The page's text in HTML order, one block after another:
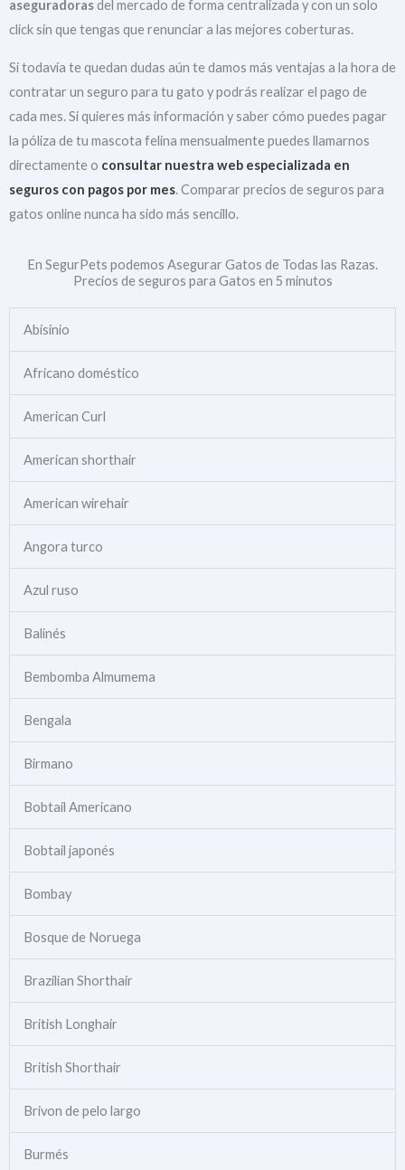
aseguradorasdel mercado de forma centralizada y con un solo
click sin que tengas que renunciar a las mejores coberturas.
Si todavía te quedan dudas aún te damos más ventajas a la hora de
contratar un seguro para tu gato y podrás realizar el pago de
cada mes. Si quieres más información y saber cómo puedes pagar
la póliza de tu mascota felina mensualmente puedes llamarnos
directamente o consultar nuestra web especializada en
seguros con pagos por mes. Comparar precios de seguros para
gatos online nunca ha sido más sencillo.
En SegurPets podemos Asegurar Gatos de Todas las Razas.
Precios de seguros para Gatos en 5 minutos
Abisinio
Africano doméstico
American Curl
American shorthair
American wirehair
Angora turco
Azul ruso
Balinés
Bembomba Almumema
Bengala
Birmano
Bobtail Americano
Bobtail japonés
Bombay
Bosque de Noruega
Brazilian Shorthair
British Longhair
British Shorthair
Brivon de pelo largo
Burmés